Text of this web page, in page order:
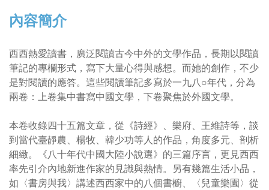
內容簡介
西西熱愛讀書，廣泛閱讀古今中外的文學作品，長期以閱讀
筆記的專欄形式，寫下大量心得與感想。而她的創作，不少
是對閱讀的應答。這些閱讀筆記多寫於一九八○年代，分為
兩卷：上卷集中書寫中國文學，下卷聚焦於外國文學。
本卷收錄四十五篇文章，從《詩經》、樂府、王維詩等，談
到當代臺靜農、楊牧、韓少功等人的作品，角度多元、剖析
細緻。《八十年代中國大陸小說選》的三篇序言，更見西西
率先引介內地新進作家的見識與熱情。另有幾篇生活小品，
如〈書房與我〉講述西西家中的八個書櫥、〈兒童樂園〉從